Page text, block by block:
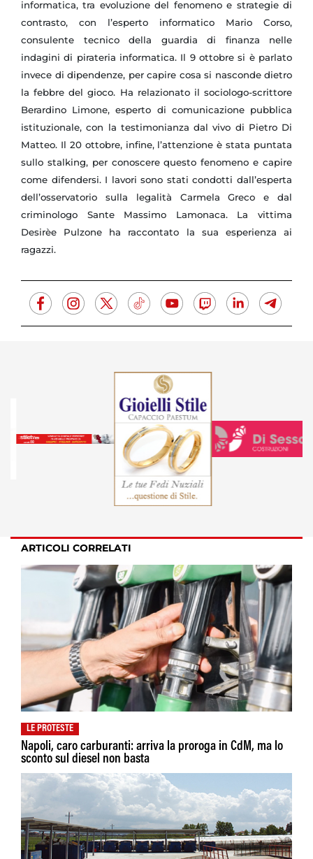
informatica, tra evoluzione del fenomeno e strategie di
contrasto, con l’esperto informatico Mario Corso,
consulente tecnico della guardia di finanza nelle
indagini di pirateria informatica. Il 9 ottobre si è parlato
invece di dipendenze, per capire cosa si nasconde dietro
la febbre del gioco. Ha relazionato il sociologo-scrittore
Berardino Limone, esperto di comunicazione pubblica
istituzionale, con la testimonianza dal vivo di Pietro Di
Matteo. Il 20 ottobre, infine, l’attenzione è stata puntata
sullo stalking, per conoscere questo fenomeno e capire
come difendersi. I lavori sono stati condotti dall’esperta
dell’osservatorio sulla legalità Carmela Greco e dal
criminologo Sante Massimo Lamonaca. La vittima
Desirèe Pulzone ha raccontato la sua esperienza ai
ragazzi.
ARTICOLI CORRELATI
LE PROTESTE
Napoli, caro carburanti: arriva la proroga in CdM, ma lo
sconto sul diesel non basta